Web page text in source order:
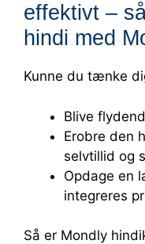
effektivt –
hindi med
Kunne du tænke
Blive
Erobre den
selvtillid og
Opdage en
integreres
Så er Mondly